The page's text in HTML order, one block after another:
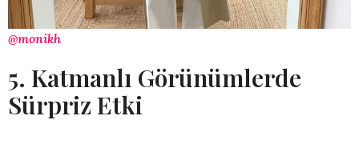
@monikh
5. Katmanlı Görünümlerde
Sürpriz Etki